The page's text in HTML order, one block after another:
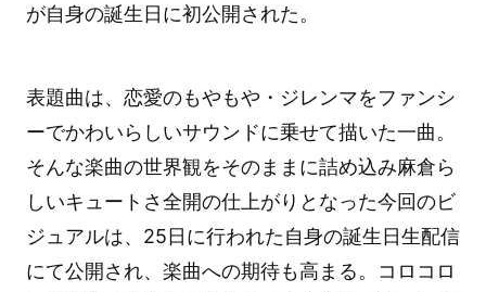
が自身の誕生日に初公開された。
表題曲は、恋愛のもやもや・ジレンマをファンシ
ーでかわいらしいサウンドに乗せて描いた一曲。
そんな楽曲の世界観をそのままに詰め込み麻倉ら
しいキュートさ全開の仕上がりとなった今回のビ
ジュアルは、25日に行われた自身の誕生日生配信
にて公開され、楽曲への期待も高まる。コロコロ